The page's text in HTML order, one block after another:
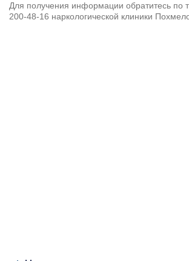
Для получения информации обратитесь по
200-48-16 наркологической клиники